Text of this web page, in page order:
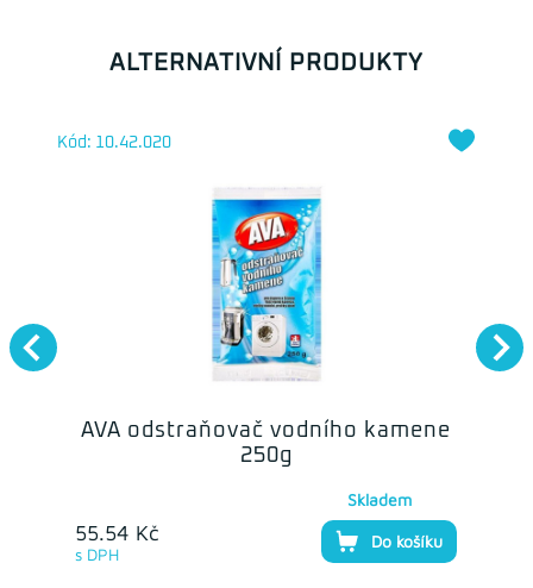
ALTERNATIVNÍ PRODUKTY
AVA odstraňovač vodního kamene
250g
Kód: 10.42.020
55.54 Kč
s DPH
Skladem
Do košíku